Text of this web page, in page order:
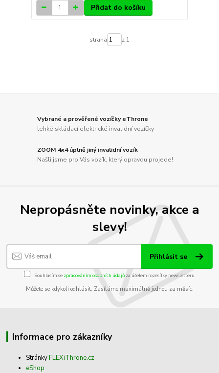
Přidat do košíku
strana z 1
Vybrané a prověřené vozíčky eThrone
lehké skládací elektrické invalidní vozíčky
ZOOM 4x4 úplně jiný invalidní vozík
Našli jsme pro Vás vozík, který opravdu projede!
Nepropásněte novinky, akce a
slevy!
Přihlásit se
Souhlasím se zpracováním osobních údajůza účelem rozesílky newsletteru.
Můžete se kdykoli odhlásit. Zasíláme maximálně jednou za měsíc.
Informace pro zákazníky
StránkyFLEXiThrone.cz
eShop